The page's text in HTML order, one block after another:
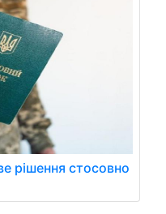
рішення стосовно